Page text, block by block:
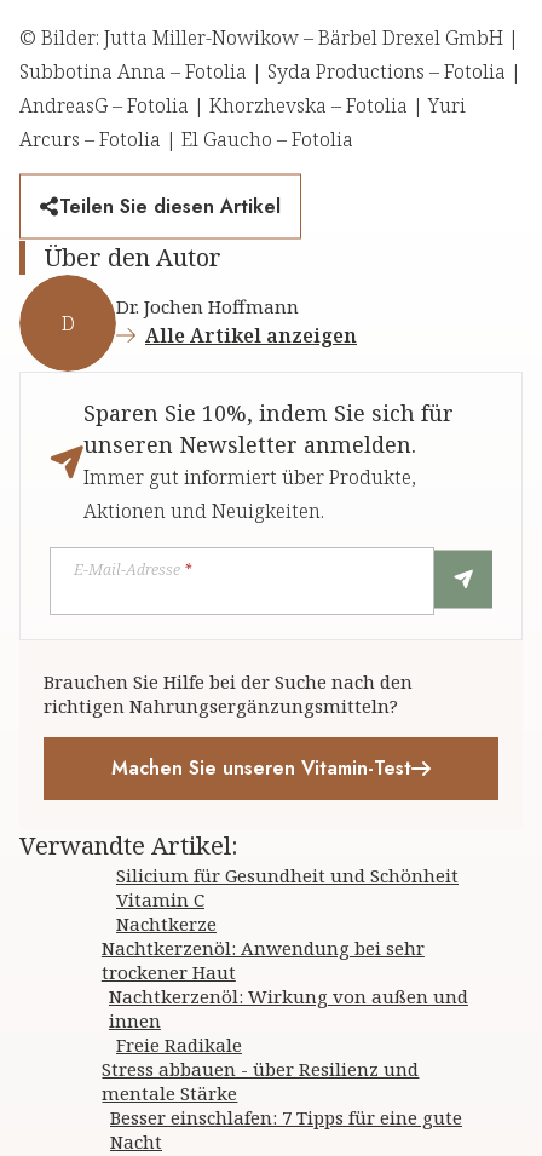
© Bilder: Jutta Miller-Nowikow – Bärbel Drexel GmbH |
Subbotina Anna – Fotolia | Syda Productions – Fotolia |
AndreasG – Fotolia | Khorzhevska – Fotolia | Yuri
Arcurs – Fotolia | El Gaucho – Fotolia
Teilen Sie diesen Artikel
Über den Autor
D
Dr. Jochen Hoffmann
Alle Artikel anzeigen
Sparen Sie 10%, indem Sie sich für
unseren Newsletter anmelden.
Immer gut informiert über Produkte,
Aktionen und Neuigkeiten.
E-Mail-Adresse *
Brauchen Sie Hilfe bei der Suche nach den
richtigen Nahrungsergänzungsmitteln?
Machen Sie unseren Vitamin-Test
Verwandte Artikel:
Silicium für Gesundheit und Schönheit
Vitamin C
Nachtkerze
Nachtkerzenöl: Anwendung bei sehr
trockener Haut
Nachtkerzenöl: Wirkung von außen und
innen
Freie Radikale
Stress abbauen - über Resilienz und
mentale Stärke
Besser einschlafen: 7 Tipps für eine gute
Nacht